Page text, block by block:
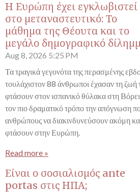
Η Ευρώπη έχει εγκλωβιστεί
στο μεταναστευτικό: Το
μάθημα της Θέουτα και το
μεγάλο δημογραφικό
Aug 8, 2026 5:25 PM
Τα τραγικά γεγονότα της περασμένης
τουλάχιστον 88 άνθρωποι έχασαν τη ζωή
φτάσουν στον ισπανικό θύλακα στη
τον πιο δραματικό τρόπο την απόγνωση
ανθρώπους να διακινδυνεύσουν ακόμη
φτάσουν στην Ευρώπη.
Read more »
Είναι ο σοσιαλισμός ante
portas στις ΗΠΑ;